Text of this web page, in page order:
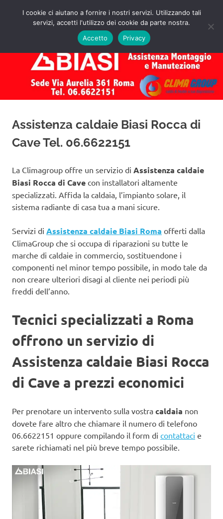
Assistenza
Caldaie
Biasi
Roma
Preventivo!
MENU
Assistenza caldaie Biasi Rocca di
Cave Tel. 06.6622151
La Climagroup offre un servizio di Assistenza caldaie
Biasi Rocca di Cave con installatori altamente
specializzati. Affida la caldaia, l’impianto solare, il
sistema radiante di casa tua a mani sicure.
Servizi di Assistenza caldaie Biasi Roma offerti dalla
ClimaGroup che si occupa di riparazioni su tutte le
marche di caldaie in commercio, sostituendone i
componenti nel minor tempo possibile, in modo tale da
non creare ulteriori disagi al cliente nei periodi più
freddi dell’anno.
Tecnici specializzati a Roma
offrono un servizio di
Assistenza caldaie Biasi Rocca
di Cave a prezzi economici
Per prenotare un intervento sulla vostra caldaia non
dovete fare altro che chiamare il numero di telefono
06.6622151 oppure compilando il form di contattaci e
sarete richiamati nel più breve tempo possibile.
I cookie ci aiutano a fornire i nostri servizi. Utilizzando tali
servizi, accetti l'utilizzo dei cookie da parte nostra.
Accetto
Privacy